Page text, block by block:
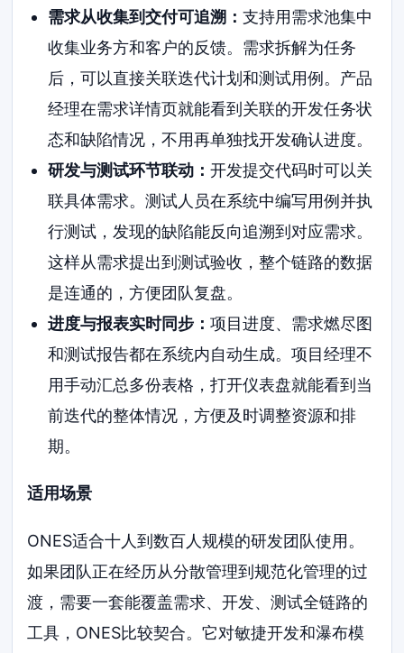
需求从收集到交付可追溯： 支持用需求池集中
收集业务方和客户的反馈。需求拆解为任务
后，可以直接关联迭代计划和测试用例。产品
经理在需求详情页就能看到关联的开发任务状
态和缺陷情况，不用再单独找开发确认进度。
研发与测试环节联动： 开发提交代码时可以关
联具体需求。测试人员在系统中编写用例并执
行测试，发现的缺陷能反向追溯到对应需求。
这样从需求提出到测试验收，整个链路的数据
是连通的，方便团队复盘。
进度与报表实时同步： 项目进度、需求燃尽图
和测试报告都在系统内自动生成。项目经理不
用手动汇总多份表格，打开仪表盘就能看到当
前迭代的整体情况，方便及时调整资源和排
期。
适用场景
ONES适合十人到数百人规模的研发团队使用。
如果团队正在经历从分散管理到规范化管理的过
渡，需要一套能覆盖需求、开发、测试全链路的
工具，ONES比较契合。它对敏捷开发和瀑布模